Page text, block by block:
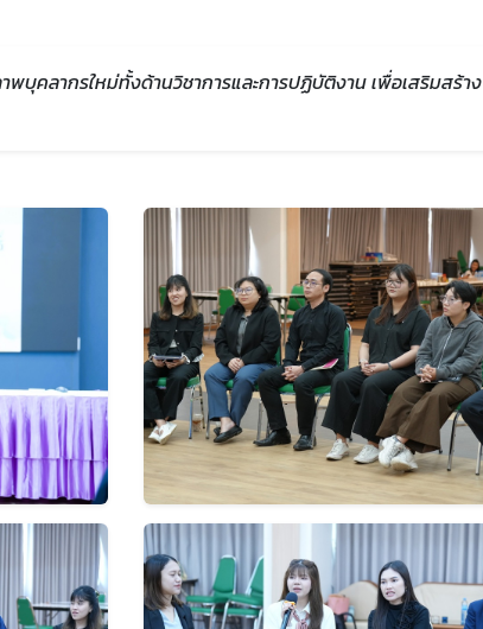
คลากรใหม่ทั้งด้านวิชาการและการปฏิบัติงาน เพื่อเสริมสร้าง